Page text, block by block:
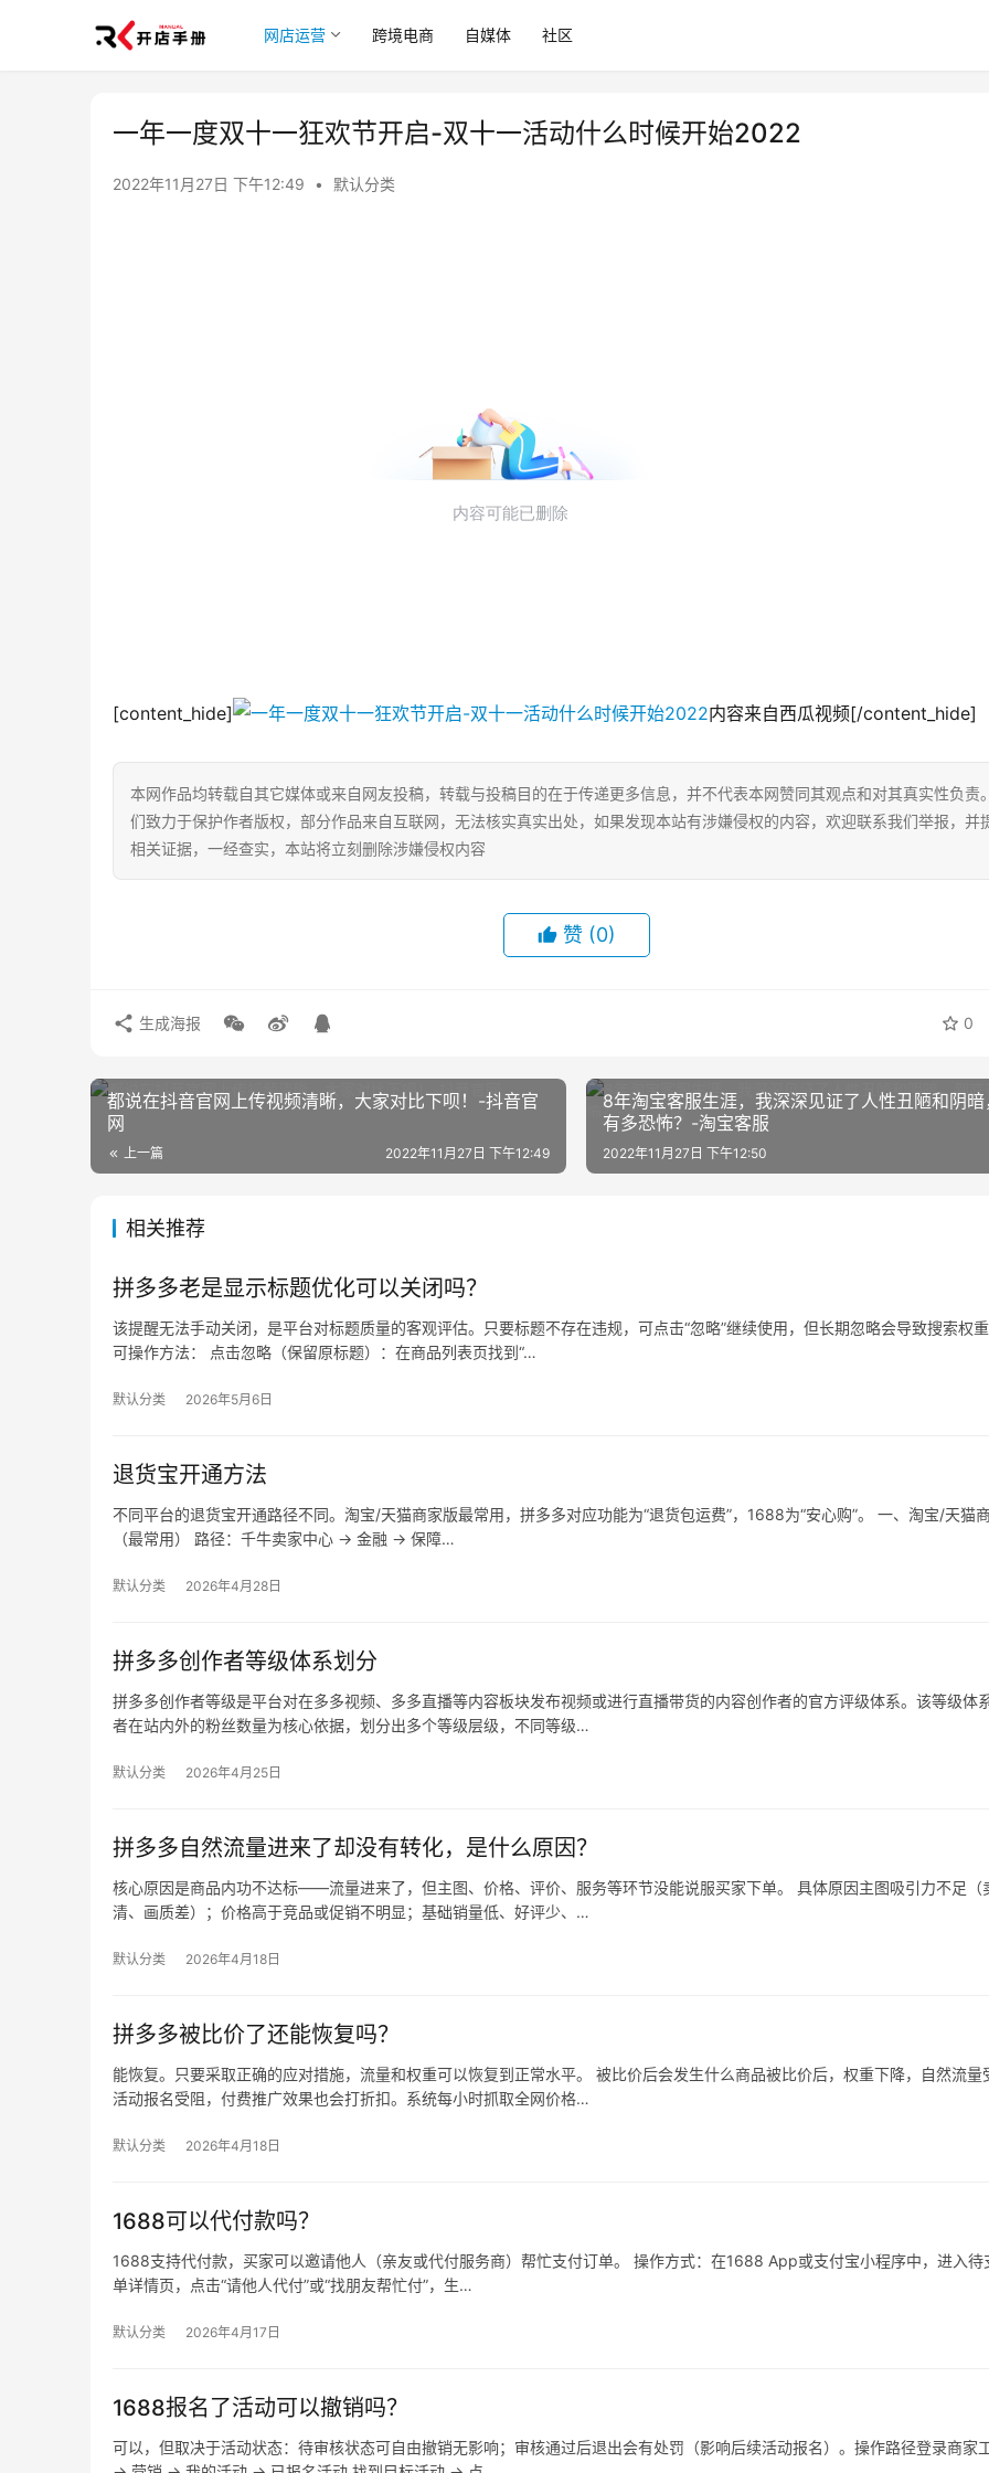
网店运营 跨境电商 自媒体 社区
一年一度双十一狂欢节开启-双十一活动什么时候开始2022
2022年11月27日 下午12:49 • 默认分类
[content_hide] 内容来自西瓜视频[/content_hide]
本网作品均转载自其它媒体或来自网友投稿，转载与投稿目的在于传递更多信息，并不代表本网赞同其观点和对其真实性负责
们致力于保护作者版权，部分作品来自互联网，无法核实真实出处，如果发现本站有涉嫌侵权的内容，欢迎联系我们举报，并
相关证据，一经查实，本站将立刻删除涉嫌侵权内容
赞 (0)
0
生成海报
都说在抖音官网上传视频清晰，大家对比下呗！-抖音官
网
上一篇 2022年11月27日 下午12:49
8年淘宝客服生涯，我深深见证了人性丑陋和阴暗
有多恐怖？-淘宝客服
2022年11月27日 下午12:50
相关推荐
拼多多老是显示标题优化可以关闭吗？
该提醒无法手动关闭，是平台对标题质量的客观评估。只要标题不存在违规，可点击“忽略”继续使用，但长期忽略会导致搜索权重
可操作方法： 点击忽略（保留原标题）：在商品列表页找到“…
默认分类 2026年5月6日
退货宝开通方法
不同平台的退货宝开通路径不同。淘宝/天猫商家版最常用，拼多多对应功能为“退货包运费”，1688为“安心购”。 一、淘宝/天猫
（最常用） 路径：千牛卖家中心 → 金融 → 保障…
默认分类 2026年4月28日
拼多多创作者等级体系划分
拼多多创作者等级是平台对在多多视频、多多直播等内容板块发布视频或进行直播带货的内容创作者的官方评级体系。该等级体
者在站内外的粉丝数量为核心依据，划分出多个等级层级，不同等级…
默认分类 2026年4月25日
拼多多自然流量进来了却没有转化，是什么原因？
核心原因是商品内功不达标——流量进来了，但主图、价格、评价、服务等环节没能说服买家下单。 具体原因主图吸引力不足（
清、画质差）；价格高于竞品或促销不明显；基础销量低、好评少、…
默认分类 2026年4月18日
拼多多被比价了还能恢复吗？
能恢复。只要采取正确的应对措施，流量和权重可以恢复到正常水平。 被比价后会发生什么商品被比价后，权重下降，自然流量
活动报名受阻，付费推广效果也会打折扣。系统每小时抓取全网价格…
默认分类 2026年4月18日
1688可以代付款吗？
1688支持代付款，买家可以邀请他人（亲友或代付服务商）帮忙支付订单。 操作方式：在1688 App或支付宝小程序中，进入待
单详情页，点击“请他人代付”或“找朋友帮忙付”，生…
默认分类 2026年4月17日
1688报名了活动可以撤销吗？
可以，但取决于活动状态：待审核状态可自由撤销无影响；审核通过后退出会有处罚（影响后续活动报名）。操作路径登录商家